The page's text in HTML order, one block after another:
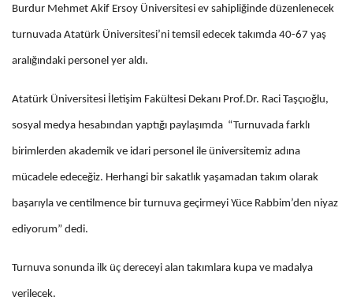
Burdur Mehmet Akif Ersoy Üniversitesi ev sahipliğinde düzenlenecek
turnuvada Atatürk Üniversitesi’ni temsil edecek takımda 40-67 yaş
aralığındaki personel yer aldı.
Atatürk Üniversitesi İletişim Fakültesi Dekanı Prof.Dr. Raci Taşçıoğlu,
sosyal medya hesabından yaptığı paylaşımda “Turnuvada farklı
birimlerden akademik ve idari personel ile üniversitemiz adına
mücadele edeceğiz. Herhangi bir sakatlık yaşamadan takım olarak
başarıyla ve centilmence bir turnuva geçirmeyi Yüce Rabbim’den niyaz
ediyorum” dedi.
Turnuva sonunda ilk üç dereceyi alan takımlara kupa ve madalya
verilecek.